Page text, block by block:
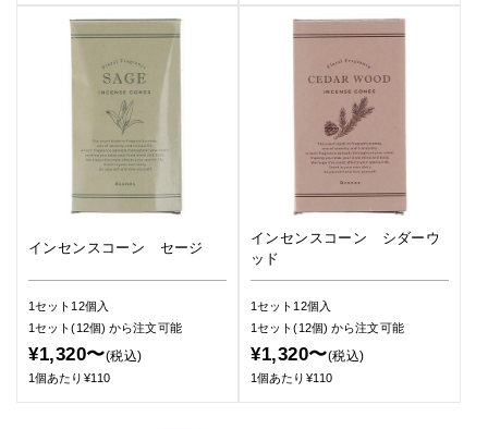
インセンスコーン セージ
1セット12個入
1セット(12個)から注文可能
¥1,320〜(税込)
1個あたり¥110
インセンスコーン シダーウ
ッド
1セット12個入
1セット(12個)から注文可能
¥1,320〜(税込)
1個あたり¥110